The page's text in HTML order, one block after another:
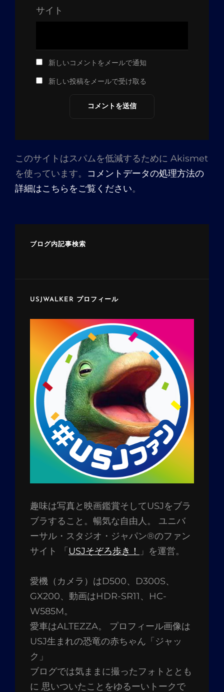
サイト
新しいコメントをメールで通知
新しい投稿をメールで受け取る
このサイトはスパムを低減するために Akismet
を使っています。 コメントデータの処理方法の
詳細はこちらをご覧ください。
ブログ内記事検索
USJWALKER プロフィール
趣味は写真と映画鑑賞そしてUSJをブラ
ブラすること。暢気な自由人。 ユニバ
ーサル・スタジオ・ジャパン®のファン
サイト 「 USJそぞろ歩き！ 」を運営。
愛機（カメラ）はD500、D300S、
GX200、動画はHDR-SR11、HC-
W585M。
愛車はALTEZZA。 プロフィール画像は
USJ生まれの恐竜の赤ちゃん「ジャッ
ク」
ブログでは気ままに撮ったフォトととも
に 思いついたことをゆるーいトークで